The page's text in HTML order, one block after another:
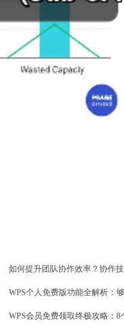
如何提升团队协作效率？协作
WPS个人免费版功能全解析：